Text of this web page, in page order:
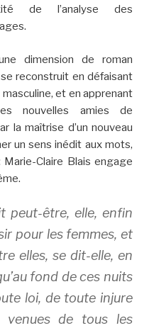
de l’analyse des
dimension de roman
reconstruit en défaisant
et en apprenant
nouvelles amies de
la maîtrise d’un nouveau
un sens inédit aux mots,
Claire Blais engage
peut-être, elle, enfin
pour les femmes, et
elles, se dit-elle, en
fond de ces nuits
loi, de toute injure
venues de tous les